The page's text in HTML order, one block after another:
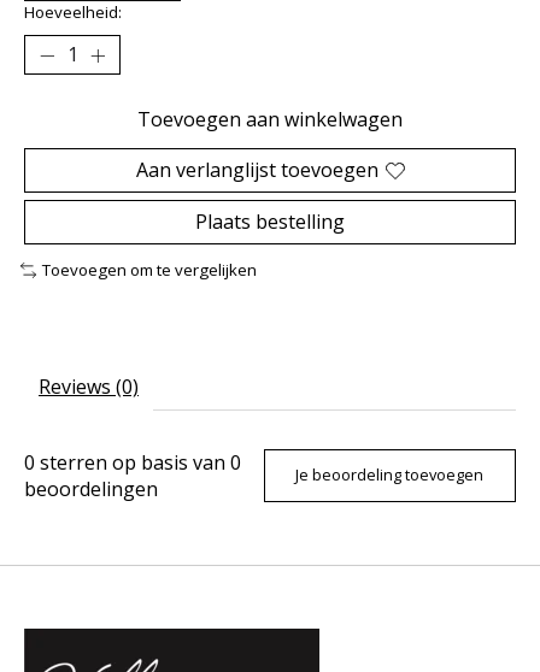
Hoeveelheid:
Toevoegen aan winkelwagen
Aan verlanglijst toevoegen
Plaats bestelling
Toevoegen om te vergelijken
Reviews (0)
0 sterren op basis van 0
beoordelingen
Je beoordeling toevoegen